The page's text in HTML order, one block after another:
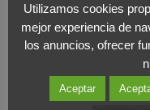
Por ejemplo, si nuestra
un tipo de web que
– no será raro que tenga
en cuenta este tipo de
sí hay que tratar de
Utilizamos cookies
mejor experiencia de
los anuncios, ofrecer
Aceptar